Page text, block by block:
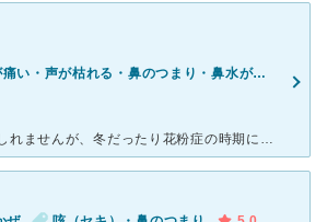
咳（セキ）・喉が痛い・声が枯れる・鼻のつまり・鼻水が出る・痰・くしゃみ
きせつによるのかもしれませんが、冬だったり花粉症の時期には順番待ちの人数がそこそこいます。オンラインで受付予約をしてから行くのがおすすめです。綺麗な病院で、子連れでも行きやすい雰囲気です。子供が受診す